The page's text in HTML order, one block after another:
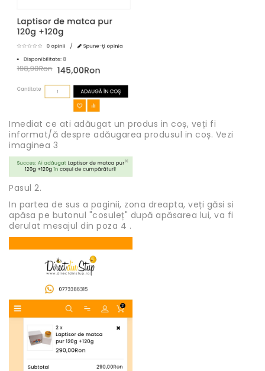
Imediat ce ati adăugat un produs in coș, veți fi
informat/ă despre adăugarea produsul in coș. Vezi
imaginea 3
Pasul 2.
In partea de sus a paginii, zona dreapta, veți găsi si
apăsa pe butonul "cosuleț" după apăsarea lui, va fi
derulat mesajul din poza 4 .